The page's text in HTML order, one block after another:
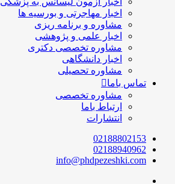
اخبار مهاجرتی و بورسیه ها
مشاوره و برنامه ریزی
اخبار علمی و پژوهشی
مشاوره تخصصی دکتری
اخبار دانشگاهی
مشاوره تحصیلی
تماس باما
مشاوره تخصصی
ارتباط باما
انتشارات
02188802153
02188940962
info@phdpezeshki.com